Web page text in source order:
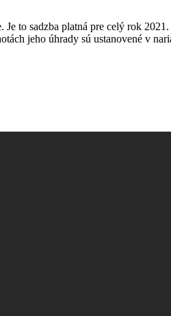
to sadzba platná pre celý rok 2021.
jeho úhrady sú ustanovené v